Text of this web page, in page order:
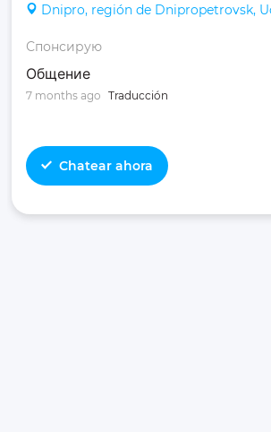
Dnipro, región de Dnipropetrovsk,
Спонсирую
Общение
7 months ago Traducción
Chatear ahora